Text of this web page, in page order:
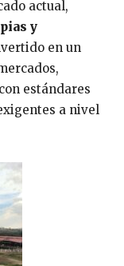
actual,
y
en un
estándares
a nivel